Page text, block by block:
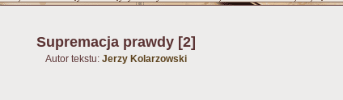
Supremacja prawdy [2]
Autor tekstu: Jerzy Kolarzowski